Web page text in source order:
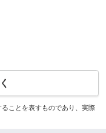
ことを表すものであり、実際